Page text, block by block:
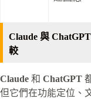
Claude 與
較
Claude 和 ChatGPT
但它們在功能定位、